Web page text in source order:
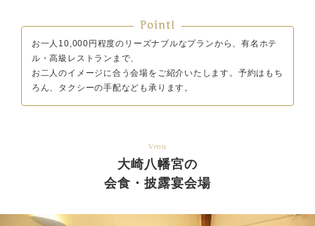
Point!
お一人10,000円程度のリーズナブルなプランから、有名ホテ
ル・高級レストランまで、
お二人のイメージに合う会場をご紹介いたします。予約はもち
ろん、タクシーの手配なども承ります。
Venu
大崎八幡宮の
会食・披露宴会場